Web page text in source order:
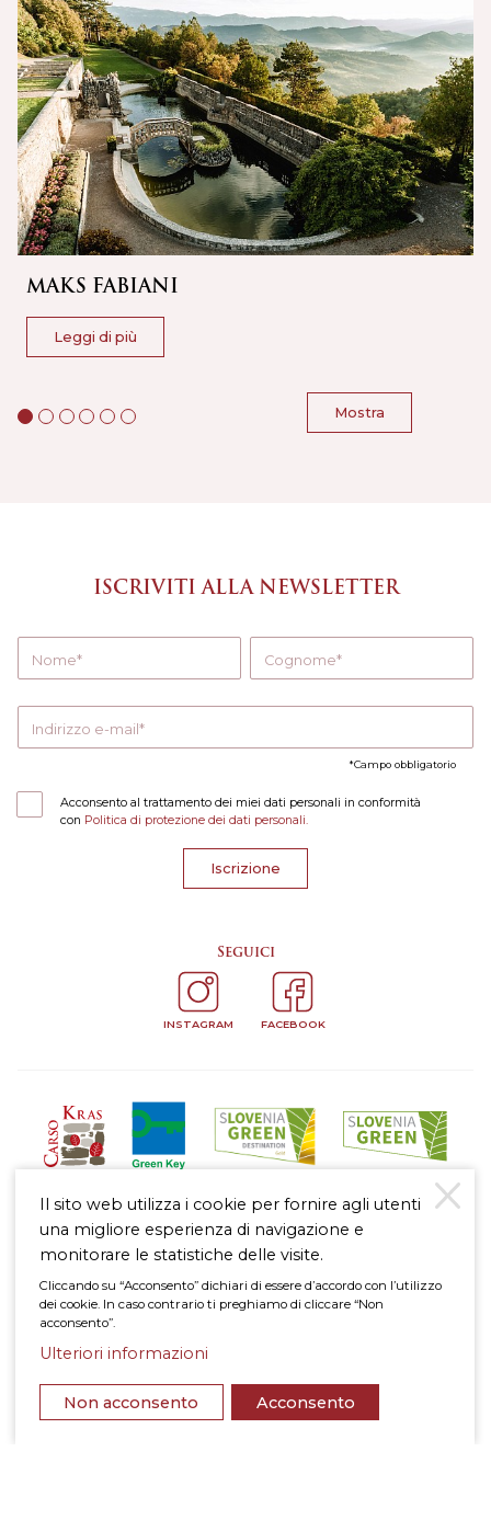
MAKS FABIANI
Leggi di più
Mostra
ISCRIVITI ALLA NEWSLETTER
Nome Cognome
Indirizzo e-mail
Campo obbligatorio
Acconsento al trattamento dei miei dati personali in conformità
con Politica di protezione dei dati personali.
Iscrizione
Seguici
INSTAGRAM FACEBOOK
© 2026 Štanjel
Nota legale
Politica di protezione dei dati personali
Informativa sull’uso dei cookie
Il sito web utilizza i cookie per fornire agli utenti
una migliore esperienza di navigazione e
monitorare le statistiche delle visite.
Cliccando su “Acconsento” dichiari di essere d’accordo con l’utilizzo
dei cookie. In caso contrario ti preghiamo di cliccare “Non
acconsento”.
Ulteriori informazioni
Non acconsento Acconsento